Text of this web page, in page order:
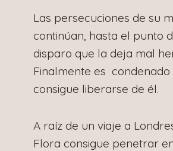
Las persecuciones de su
continúan, hasta el punto
disparo que la deja mal
Finalmente es
consigue liberarse de él.
A raíz de un viaje a
Flora consigue penetrar